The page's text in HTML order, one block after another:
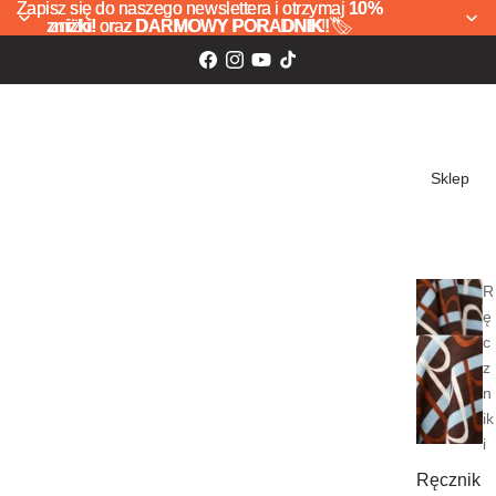
Zapisz się do naszego newslettera i otrzymaj 10%
zniżki! oraz DARMOWY PORADNIK!🏷️
Zapisz się do naszego newslettera i otrzymaj 10%
zniżki! oraz DARMOWY PORADNIK! 🏷️
Sklep
R
ę
c
z
n
ik
i
Ręcznik